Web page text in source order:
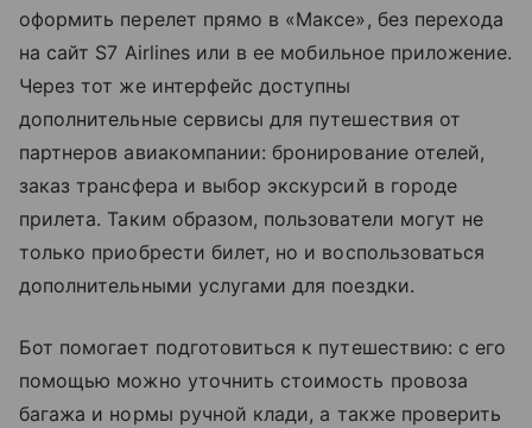
оформить перелет прямо в «Максе», без перехода
на сайт S7 Airlines или в ее мобильное приложение.
Через тот же интерфейс доступны
дополнительные сервисы для путешествия от
партнеров авиакомпании: бронирование отелей,
заказ трансфера и выбор экскурсий в городе
прилета. Таким образом, пользователи могут не
только приобрести билет, но и воспользоваться
дополнительными услугами для поездки.
Бот помогает подготовиться к путешествию: с его
помощью можно уточнить стоимость провоза
багажа и нормы ручной клади, а также проверить